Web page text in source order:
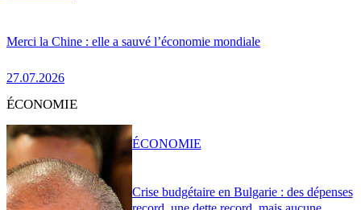
Merci la Chine : elle a sauvé l’économie mondiale
27.07.2026
ÉCONOMIE
Crise budgétaire en Bulgarie : des dépenses
ÉCONOMIE